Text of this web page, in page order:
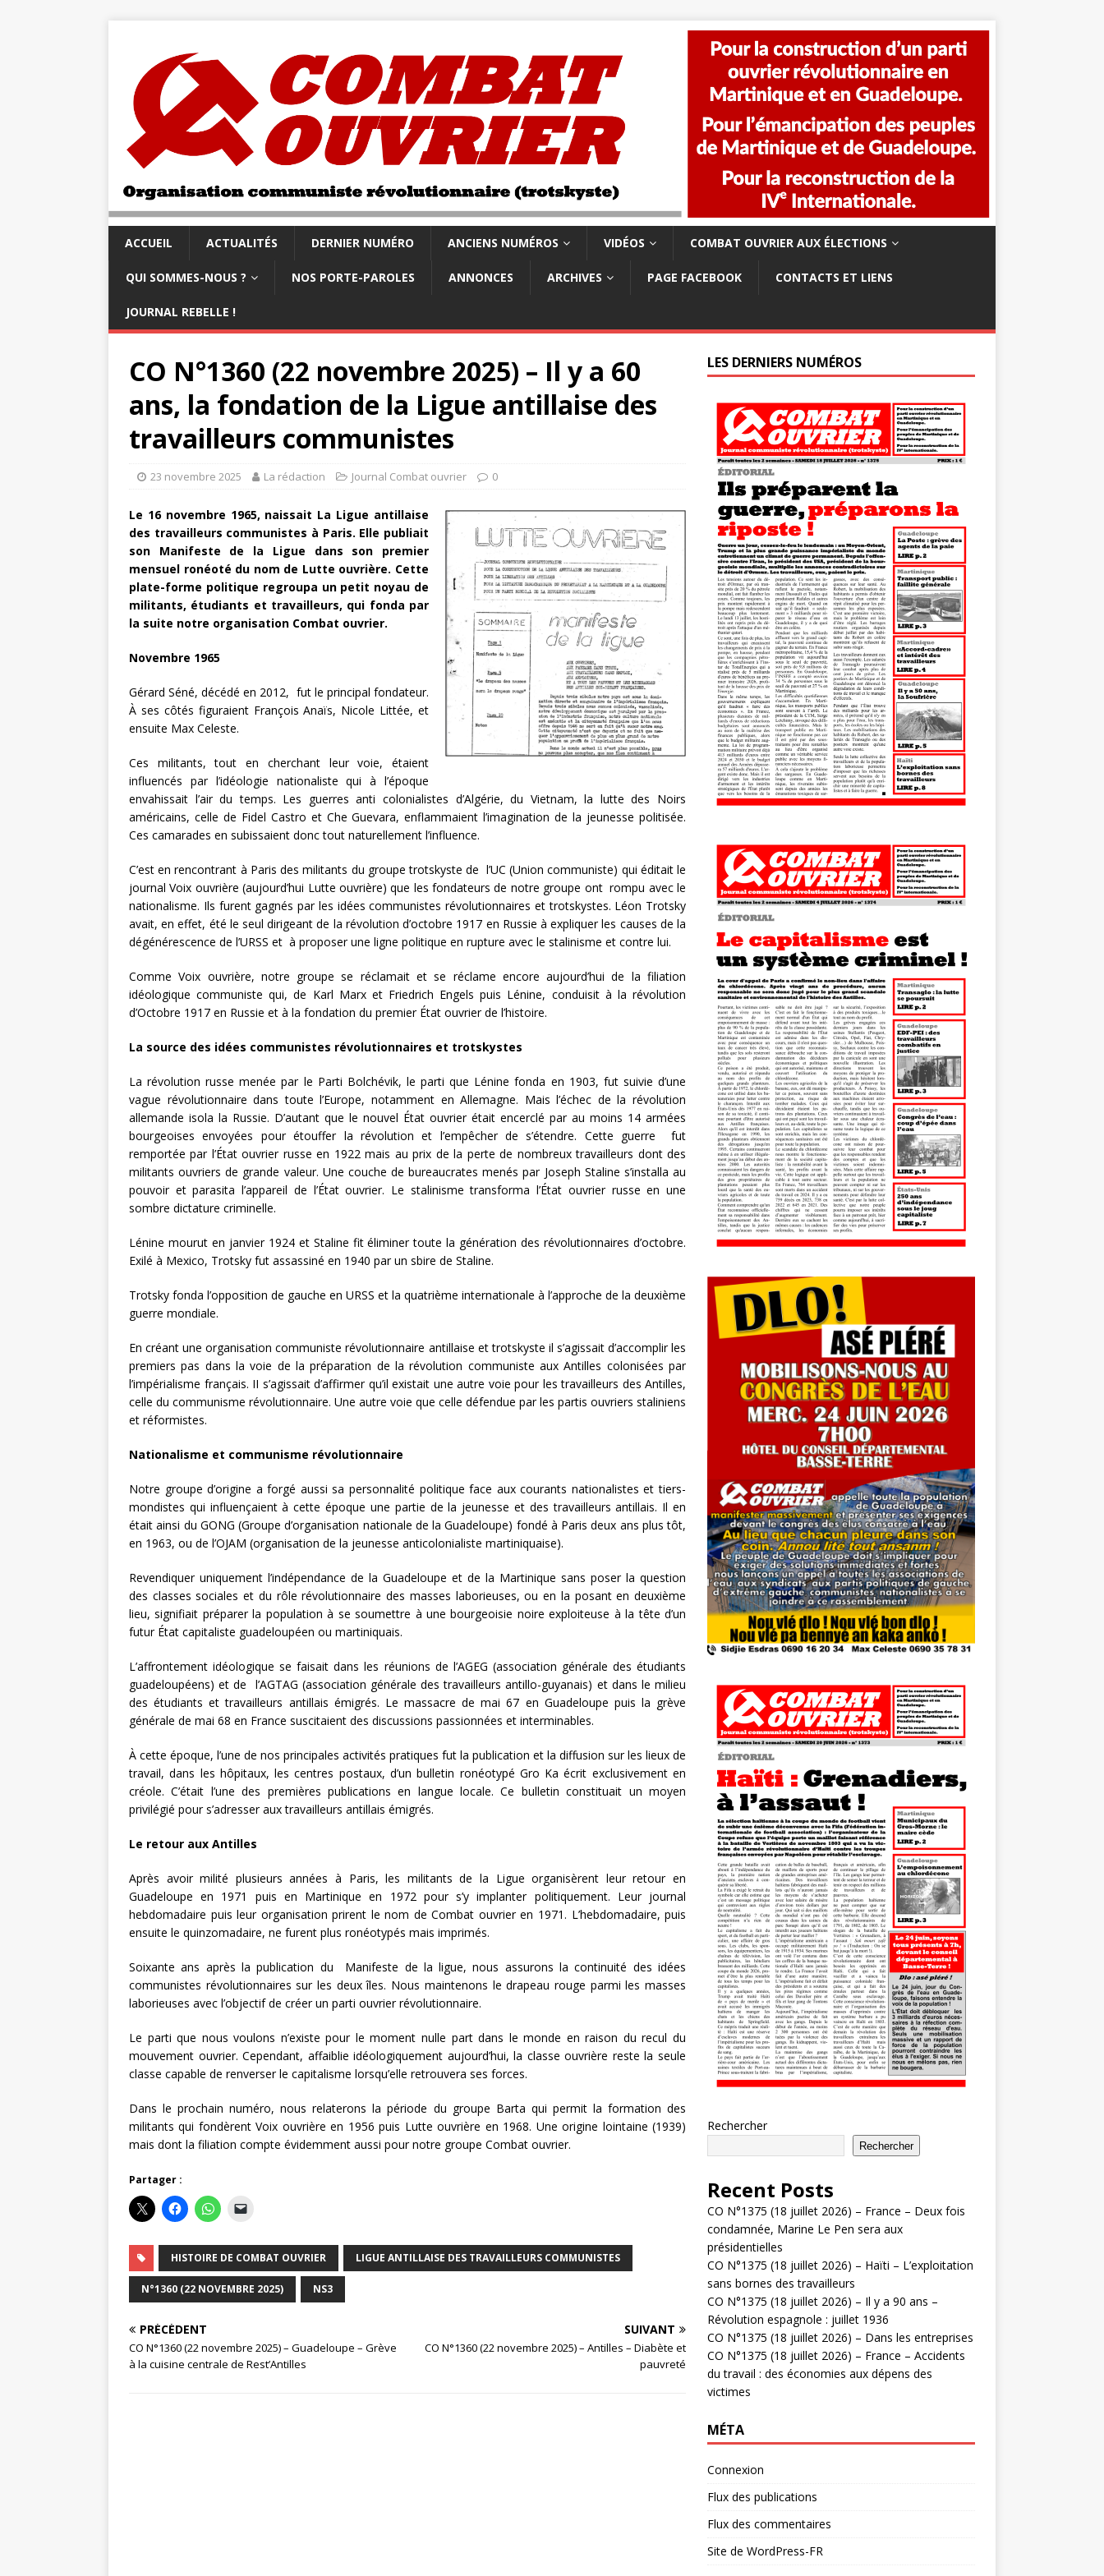
ACCUEIL ACTUALITÉS DERNIER NUMÉRO ANCIENS NUMÉROS VIDÉOS COMBAT OUVRIER AUX ÉLECTIONS
QUI SOMMES-NOUS ? NOS PORTE-PAROLES ANNONCES ARCHIVES PAGE FACEBOOK CONTACTS ET LIENS
JOURNAL REBELLE !
CO N°1360 (22 novembre 2025) – Il y a 60
ans, la fondation de la Ligue antillaise des
travailleurs communistes
23 novembre 2025 La rédaction Journal Combat ouvrier 0
Le 16 novembre 1965, naissait La Ligue antillaise
des travailleurs communistes à Paris. Elle publiait
son Manifeste de la Ligue dans son premier
mensuel ronéoté du nom de Lutte ouvrière. Cette
plate-forme politique regroupa un petit noyau de
militants, étudiants et travailleurs, qui fonda par
la suite notre organisation Combat ouvrier.
Novembre 1965
Gérard Séné, décédé en 2012, fut le principal fondateur.
À ses côtés figuraient François Anaïs, Nicole Littée, et
ensuite Max Celeste.
Ces militants, tout en cherchant leur voie, étaient
influencés par l’idéologie nationaliste qui à l’époque
envahissait l’air du temps. Les guerres anti colonialistes d’Algérie, du Vietnam, la lutte des Noirs
américains, celle de Fidel Castro et Che Guevara, enflammaient l’imagination de la jeunesse politisée.
Ces camarades en subissaient donc tout naturellement l’influence.
C’est en rencontrant à Paris des militants du groupe trotskyste de l’UC (Union communiste) qui éditait le
journal Voix ouvrière (aujourd’hui Lutte ouvrière) que les fondateurs de notre groupe ont rompu avec le
nationalisme. Ils furent gagnés par les idées communistes révolutionnaires et trotskystes. Léon Trotsky
avait, en effet, été le seul dirigeant de la révolution d’octobre 1917 en Russie à expliquer les causes de la
dégénérescence de l’URSS et à proposer une ligne politique en rupture avec le stalinisme et contre lui.
Comme Voix ouvrière, notre groupe se réclamait et se réclame encore aujourd’hui de la filiation
idéologique communiste qui, de Karl Marx et Friedrich Engels puis Lénine, conduisit à la révolution
d’Octobre 1917 en Russie et à la fondation du premier État ouvrier de l’histoire.
La source des idées communistes révolutionnaires et trotskystes
La révolution russe menée par le Parti Bolchévik, le parti que Lénine fonda en 1903, fut suivie d’une
vague révolutionnaire dans toute l’Europe, notamment en Allemagne. Mais l’échec de la révolution
allemande isola la Russie. D’autant que le nouvel État ouvrier était encerclé par au moins 14 armées
bourgeoises envoyées pour étouffer la révolution et l’empêcher de s’étendre. Cette guerre fut
remportée par l’État ouvrier russe en 1922 mais au prix de la perte de nombreux travailleurs dont des
militants ouvriers de grande valeur. Une couche de bureaucrates menés par Joseph Staline s’installa au
pouvoir et parasita l’appareil de l’État ouvrier. Le stalinisme transforma l’État ouvrier russe en une
sombre dictature criminelle.
Lénine mourut en janvier 1924 et Staline fit éliminer toute la génération des révolutionnaires d’octobre.
Exilé à Mexico, Trotsky fut assassiné en 1940 par un sbire de Staline.
Trotsky fonda l’opposition de gauche en URSS et la quatrième internationale à l’approche de la deuxième
guerre mondiale.
En créant une organisation communiste révolutionnaire antillaise et trotskyste il s’agissait d’accomplir les
premiers pas dans la voie de la préparation de la révolution communiste aux Antilles colonisées par
l’impérialisme français. II s’agissait d’affirmer qu’il existait une autre voie pour les travailleurs des Antilles,
celle du communisme révolutionnaire. Une autre voie que celle défendue par les partis ouvriers staliniens
et réformistes.
Nationalisme et communisme révolutionnaire
Notre groupe d’origine a forgé aussi sa personnalité politique face aux courants nationalistes et tiers-
mondistes qui influençaient à cette époque une partie de la jeunesse et des travailleurs antillais. Il en
était ainsi du GONG (Groupe d’organisation nationale de la Guadeloupe) fondé à Paris deux ans plus tôt,
en 1963, ou de l’OJAM (organisation de la jeunesse anticolonialiste martiniquaise).
Revendiquer uniquement l’indépendance de la Guadeloupe et de la Martinique sans poser la question
des classes sociales et du rôle révolutionnaire des masses laborieuses, ou en la posant en deuxième
lieu, signifiait préparer la population à se soumettre à une bourgeoisie noire exploiteuse à la tête d’un
futur État capitaliste guadeloupéen ou martiniquais.
L’affrontement idéologique se faisait dans les réunions de l’AGEG (association générale des étudiants
guadeloupéens) et de l’AGTAG (association générale des travailleurs antillo-guyanais) et dans le milieu
des étudiants et travailleurs antillais émigrés. Le massacre de mai 67 en Guadeloupe puis la grève
générale de mai 68 en France suscitaient des discussions passionnées et interminables.
À cette époque, l’une de nos principales activités pratiques fut la publication et la diffusion sur les lieux de
travail, dans les hôpitaux, les centres postaux, d’un bulletin ronéotypé Gro Ka écrit exclusivement en
créole. C’était l’une des premières publications en langue locale. Ce bulletin constituait un moyen
privilégié pour s’adresser aux travailleurs antillais émigrés.
Le retour aux Antilles
Après avoir milité plusieurs années à Paris, les militants de la Ligue organisèrent leur retour en
Guadeloupe en 1971 puis en Martinique en 1972 pour s’y implanter politiquement. Leur journal
hebdomadaire puis leur organisation prirent le nom de Combat ouvrier en 1971. L’hebdomadaire, puis
ensuite le quinzomadaire, ne furent plus ronéotypés mais imprimés.
Soixante ans après la publication du Manifeste de la ligue, nous assurons la continuité des idées
communistes révolutionnaires sur les deux îles. Nous maintenons le drapeau rouge parmi les masses
laborieuses avec l’objectif de créer un parti ouvrier révolutionnaire.
Le parti que nous voulons n’existe pour le moment nulle part dans le monde en raison du recul du
mouvement ouvrier. Cependant, affaiblie idéologiquement aujourd’hui, la classe ouvrière reste la seule
classe capable de renverser le capitalisme lorsqu’elle retrouvera ses forces.
Dans le prochain numéro, nous relaterons la période du groupe Barta qui permit la formation des
militants qui fondèrent Voix ouvrière en 1956 puis Lutte ouvrière en 1968. Une origine lointaine (1939)
mais dont la filiation compte évidemment aussi pour notre groupe Combat ouvrier.
Partager :
HISTOIRE DE COMBAT OUVRIER LIGUE ANTILLAISE DES TRAVAILLEURS COMMUNISTES
N°1360 (22 NOVEMBRE 2025) NS3
PRÉCÉDENT
CO N°1360 (22 novembre 2025) – Guadeloupe – Grève
à la cuisine centrale de Rest’Antilles
SUIVANT
CO N°1360 (22 novembre 2025) – Antilles – Diabète et
pauvreté
LES DERNIERS NUMÉROS
Rechercher
Rechercher
Recent Posts
CO N°1375 (18 juillet 2026) – France – Deux fois
condamnée, Marine Le Pen sera aux
présidentielles
CO N°1375 (18 juillet 2026) – Haïti – L’exploitation
sans bornes des travailleurs
CO N°1375 (18 juillet 2026) – Il y a 90 ans –
Révolution espagnole : juillet 1936
CO N°1375 (18 juillet 2026) – Dans les entreprises
CO N°1375 (18 juillet 2026) – France – Accidents
du travail : des économies aux dépens des
victimes
MÉTA
Connexion
Flux des publications
Flux des commentaires
Site de WordPress-FR